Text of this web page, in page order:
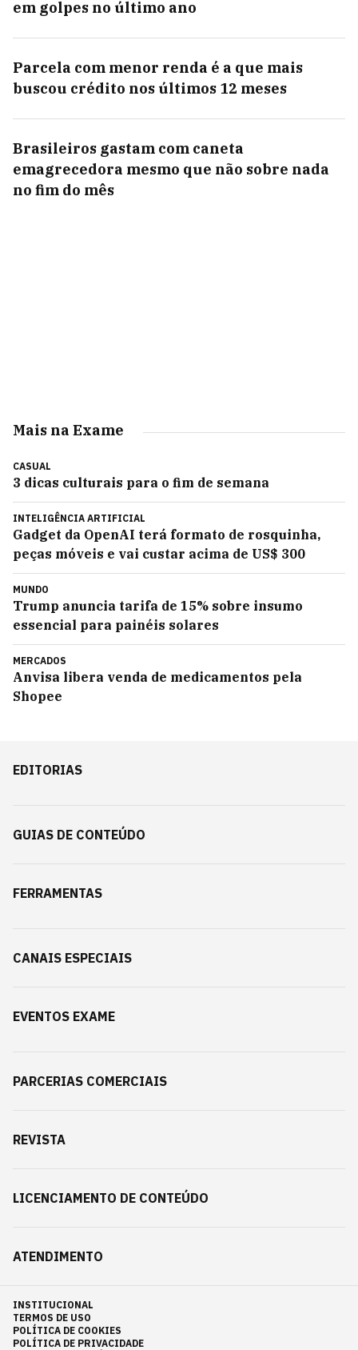
em golpes no último ano
Parcela com menor renda é a que mais
buscou crédito nos últimos 12 meses
Brasileiros gastam com caneta
emagrecedora mesmo que não sobre nada
no fim do mês
Mais na Exame
CASUAL
3 dicas culturais para o fim de semana
INTELIGÊNCIA ARTIFICIAL
Gadget da OpenAI terá formato de rosquinha,
peças móveis e vai custar acima de US$ 300
MUNDO
Trump anuncia tarifa de 15% sobre insumo
essencial para painéis solares
MERCADOS
Anvisa libera venda de medicamentos pela
Shopee
EDITORIAS
GUIAS DE CONTEÚDO
FERRAMENTAS
CANAIS ESPECIAIS
EVENTOS EXAME
PARCERIAS COMERCIAIS
REVISTA
LICENCIAMENTO DE CONTEÚDO
ATENDIMENTO
INSTITUCIONAL
TERMOS DE USO
POLÍTICA DE COOKIES
POLÍTICA DE PRIVACIDADE